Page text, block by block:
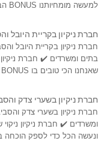
למעשה מומחיותנו BONUS הברקת דירות זה טיפול רציני מוסף
חברת ניקיון בקריית היובל
חברת ניקיון בקריית היובל
בתים ומשרדים ✔️ חברת ניקיון
שאנחנו הכי טובים בו BONUS הברקת בתי מגורים הינו
חברת ניקיון בשערי צדק
חברת ניקיון בשערי צדק
ומשרדים ✔️ חברת ניקיון
ונעשה הכל כדי לספק הוכחה